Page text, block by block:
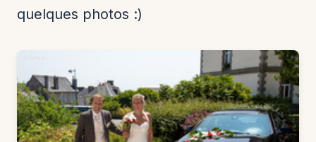
quelques photos :)